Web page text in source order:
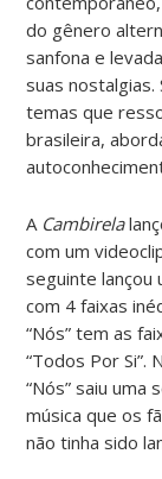
do gênero
sanfona e
suas
temas que
brasileira,
A Cambirela
com um
seguinte lançou
com 4 faixas
“Nós” tem as
“Todos Por Si”.
“Nós” saiu uma
música que os
não tinha sido